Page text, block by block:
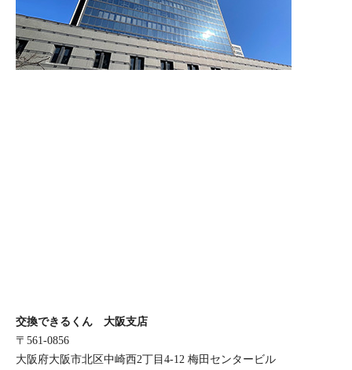
交換できるくん 大阪支店
〒561-0856
大阪府大阪市北区中崎西2丁目4-12 梅田センタービル